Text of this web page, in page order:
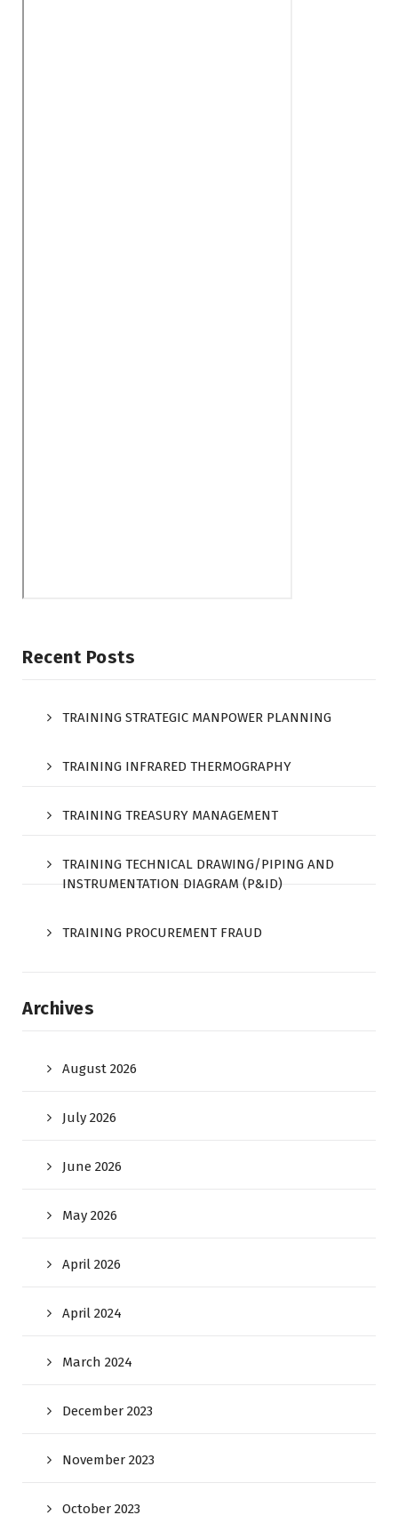
Recent Posts
TRAINING STRATEGIC MANPOWER PLANNING
TRAINING INFRARED THERMOGRAPHY
TRAINING TREASURY MANAGEMENT
TRAINING TECHNICAL DRAWING/PIPING AND
INSTRUMENTATION DIAGRAM (P&ID)
TRAINING PROCUREMENT FRAUD
Archives
August 2026
July 2026
June 2026
May 2026
April 2026
April 2024
March 2024
December 2023
November 2023
October 2023